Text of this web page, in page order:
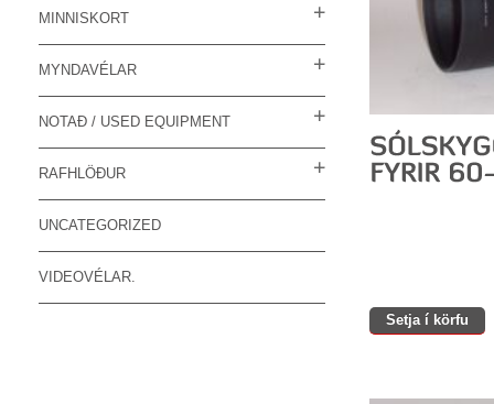
Setja í körfu
MINNISKORT
MYNDAVÉLAR
NOTAÐ / USED EQUIPMENT
RAFHLÖÐUR
UNCATEGORIZED
VIDEOVÉLAR.